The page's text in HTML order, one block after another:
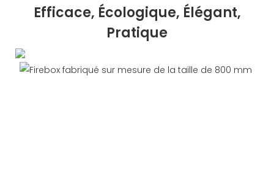
Efficace, Écologique, Élégant,
Pratique